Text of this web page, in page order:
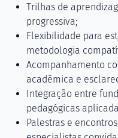
Trilhas de
progressiva;
Flexibilidade para
metodologia
Acompanhamento
acadêmica e
Integração entre
pedagógicas
Palestras e